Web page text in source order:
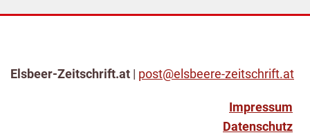
Elsbeer-Zeitschrift.at post@elsbeere-zeitschrift.at
Impressum
Datenschutz